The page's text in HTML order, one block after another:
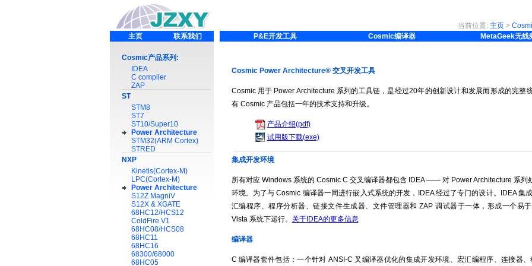
主页 联系我们
Cosmic产品系列:
IDEA
C compiler
ZAP
ST
STM8
ST7
ST10/Super10
Power Architecture
STM32(ARM Cortex)
STRED
NXP
Kinetis(Cortex-M)
LPC(Cortex-M)
Power Architecture
S12Z MagniV
S12X & XGATE
68HC12/HCS12
ColdFire V1
68HC08/HCS08
68HC11
68HC16
68300/68000
68HC05
当前位置: 主页>
P&E开发工具
Cosmic编译器 MetaGeek无线
Cosmic Power Architecture® 交叉开发工具
Cosmic 用于 Power Architecture 系列的工具链，是经过20年的创新设计和发展而形成的完整
有 Cosmic 产品包括一年的技术支持和升级。
产品介绍(pdf)
试用版下载(exe)
集成开发环境
所有对应 Windows 系统的 Cosmic C 交叉编译器都包含 IDEA —— 对 Power Architecture 系列
环境。为了与 Cosmic 编译器一同进行嵌入式系统的开发，IDEA 经过了专门的设计。IDEA 集
汇编程序、程序分析器、链接文件生成器、文件管理器和 ZAP 调试器于一体，形成一个易
Vista 系统下运行。
关于IDEA的更多信息
编译器
C 编译器套件包括：一个针对 ANSI-C 叉编译器优化的集成开发环境、宏汇编程序、连接器